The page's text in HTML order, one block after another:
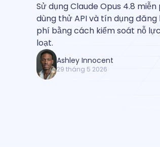
Sử dụng Claude Opus 4.8
dùng thử API và tín dụng
phí bằng cách kiểm soát nỗ
loạt.
Ashley Innocent
29 tháng 5 2026